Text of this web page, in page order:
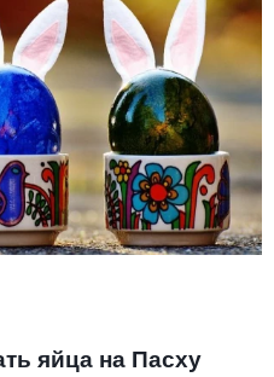
яйца на Пасху